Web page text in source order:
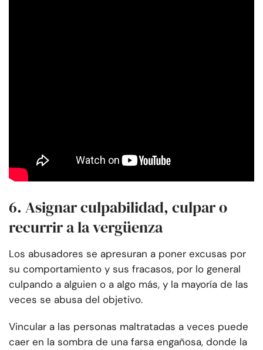
6. Asignar culpabilidad, culpar o
recurrir a la vergüenza
Los abusadores se apresuran a poner excusas por
su comportamiento y sus fracasos, por lo general
culpando a alguien o a algo más, y la mayoría de las
veces se abusa del objetivo.
Vincular a las personas maltratadas a veces puede
caer en la sombra de una farsa engañosa, donde la